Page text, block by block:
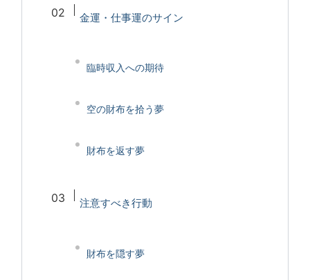
金運・仕事運のサイン
臨時収入への期待
空の財布を拾う夢
財布を返す夢
注意すべき行動
財布を隠す夢